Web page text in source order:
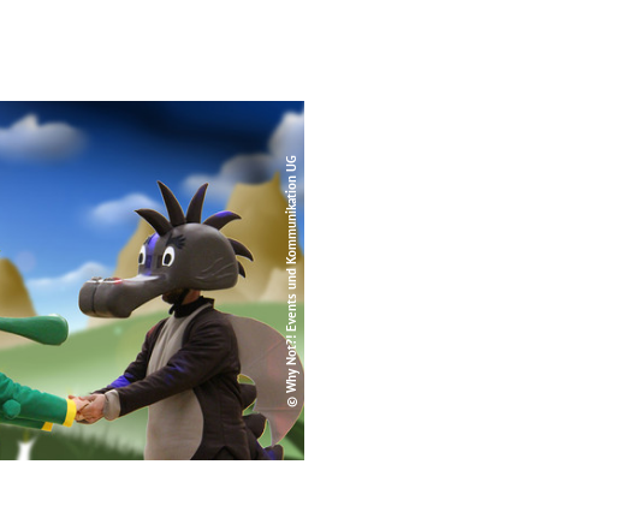
© Why Not?! Events und Kommunikation UG